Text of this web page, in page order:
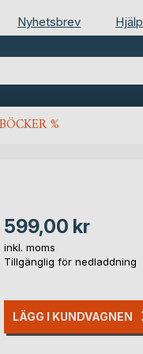
Nyhetsbrev Hjälp
%
599,00 kr
inkl. moms
Tillgänglig för nedladdning
LÄGG I KUNDVAGNEN